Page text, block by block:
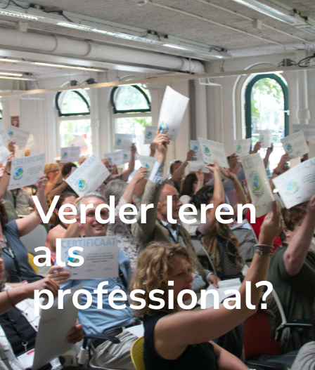
Verder leren
als
professional?